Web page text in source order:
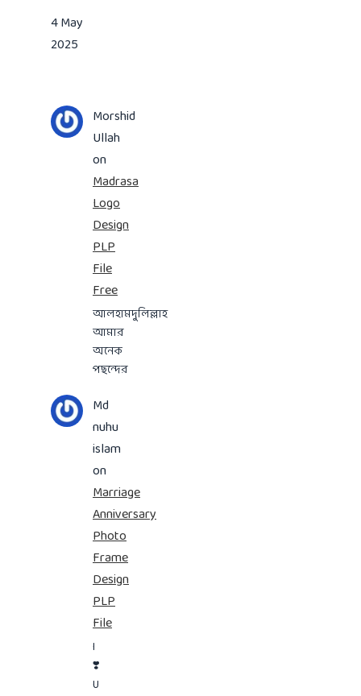
4 May
2025
Morshid
Ullah
on
Madrasa
Logo
Design
PLP
File
Free
আলহামদুলিল্লাহ
আমার
অনেক
পছন্দের
Md
nuhu
islam
on
Marriage
Anniversary
Photo
Frame
Design
PLP
File
I
❣️
U